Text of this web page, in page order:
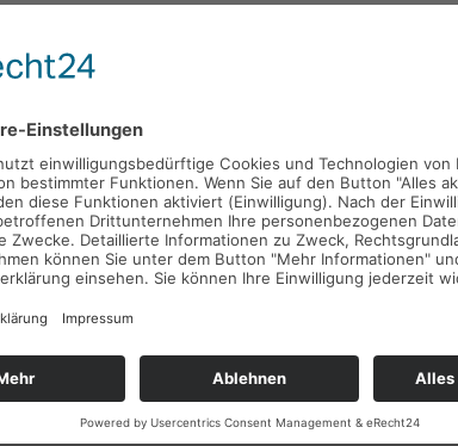
entweder geimpft oder genesen sein müssen.
Empfehlung des VDIV Deutschland
Der VDIV mahnt, dass Beschlüsse aus solchen
anfechtbar sein könnten. Denn: trotz der
Vollmachten ist die grundsätzliche Vertretung
nicht möglich, da die Mitgliedschaftsrechte sogenannte
Rechte sind. Das heißt Wohnungseigentümer dürfen
Versammlungen abzuhalten. Der Verband fordert
Gesetzgebung für Hybrid- und Online-Versammlungen,
und Vereinsrecht bereits geschehen ist.